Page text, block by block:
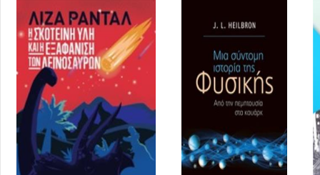
ΕΚΠΛΗΚΤΙΚΗ ΣΥΝΕΧΕΙΑ
ΤΟΥ ΣΥΜΠΑΝΤΟΣ
ΣΤΑ ΚΟΥΑΡΚ